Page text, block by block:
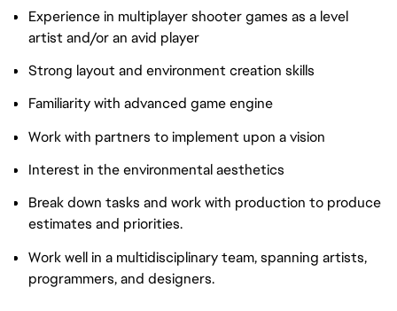
Experience in multiplayer shooter games as a level
artist and/or an avid player
Strong layout and environment creation skills
Familiarity with advanced game engine
Work with partners to implement upon a vision
Interest in the environmental aesthetics
Break down tasks and work with production to produce
estimates and priorities.
Work well in a multidisciplinary team, spanning artists,
programmers, and designers.